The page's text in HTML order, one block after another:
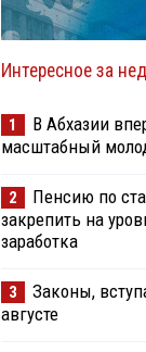
Интересное за
1
В Абхазии
масштабный
2
Пенсию по
закрепить на
заработка
3
Законы,
августе